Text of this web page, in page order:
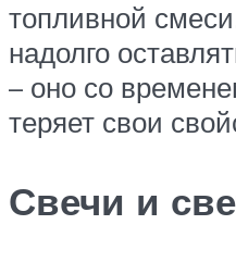
топливной
надолго
– оно со
теряет свои
Свечи и